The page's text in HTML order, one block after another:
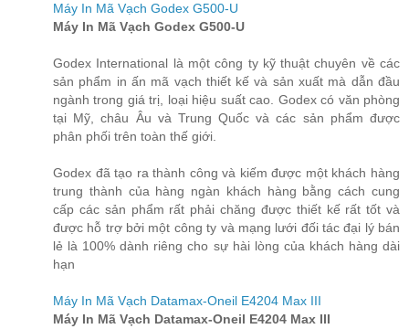
Máy In Mã Vạch Godex G500-U
Máy In Mã Vạch Godex G500-U
Godex International là một công ty kỹ thuật chuyên về các
sản phẩm in ấn mã vạch thiết kế và sản xuất mà dẫn đầu
ngành trong giá trị, loại hiệu suất cao. Godex có văn phòng
tại Mỹ, châu Âu và Trung Quốc và các sản phẩm được
phân phối trên toàn thế giới.
Godex đã tạo ra thành công và kiếm được một khách hàng
trung thành của hàng ngàn khách hàng bằng cách cung
cấp các sản phẩm rất phải chăng được thiết kế rất tốt và
được hỗ trợ bởi một công ty và mạng lưới đối tác đại lý bán
lẻ là 100% dành riêng cho sự hài lòng của khách hàng dài
hạn
Máy In Mã Vạch Datamax-Oneil E4204 Max III
Máy In Mã Vạch Datamax-Oneil E4204 Max III